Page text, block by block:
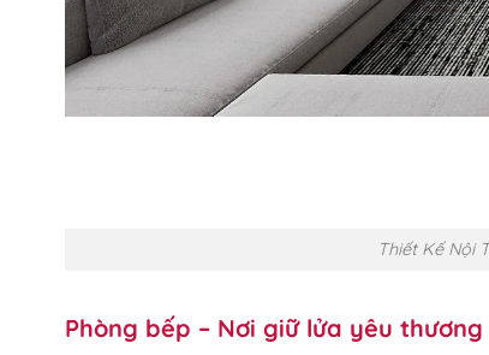
Thiết Kế Nội
Phòng bếp – Nơi giữ lửa yêu thương